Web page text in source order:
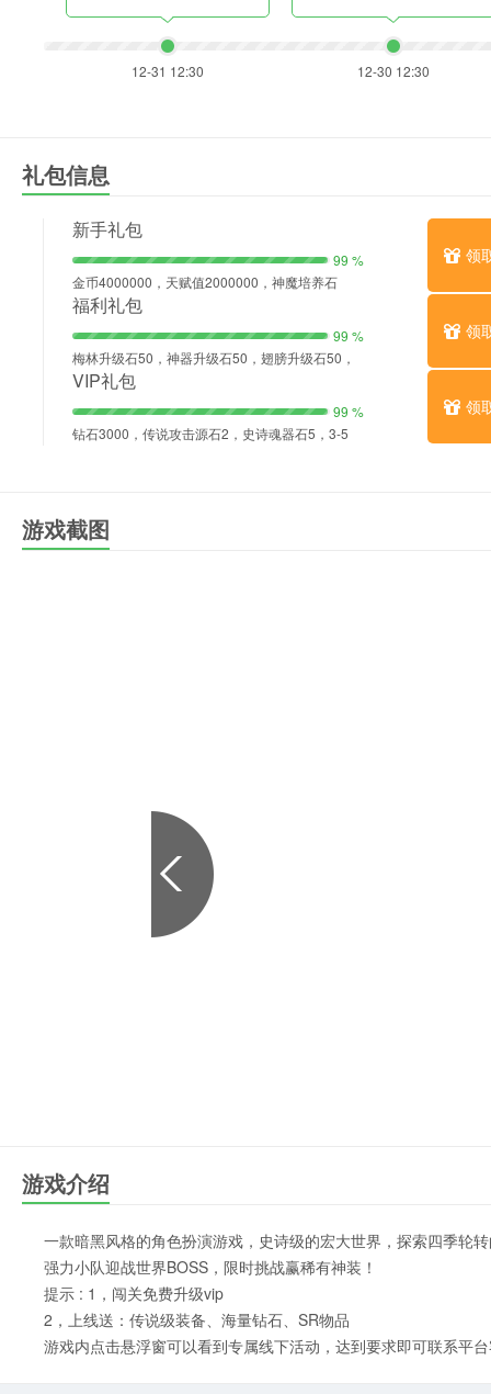
12-31 12:30 12-30 12:30
礼包信息
新手礼包
99 %
金币4000000，天赋值2000000，神魔培养石
30，佣兵培养石30，精灵培养石30
领
福利礼包
99 %
梅林升级石50，神器升级石50，翅膀升级石50，
神装升级石50，梅林之书[火之传承]（史诗SR）1
领
VIP礼包
99 %
钻石3000，传说攻击源石2，史诗魂器石5，3-5
领
游戏截图
游戏介绍
一款暗黑风格的角色扮演游戏，史诗级的宏大世界，探索四季轮
强力小队迎战世界BOSS，限时挑战赢稀有神装！
提示 : 1，闯关免费升级vip
2，上线送：传说级装备、海量钻石、SR物品
游戏内点击悬浮窗可以看到专属线下活动，达到要求即可联系平